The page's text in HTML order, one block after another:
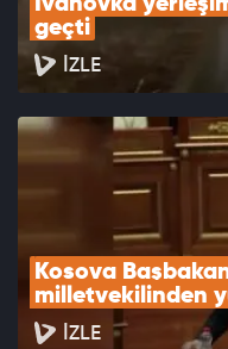
İvanovka
geçti
İZLE
Kosova
milletvekilinden
İZLE